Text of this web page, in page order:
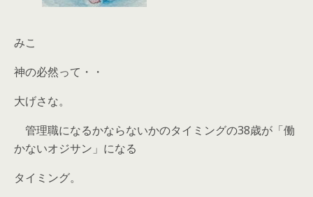
みこ
神の必然って・・
大げさな。
管理職になるかならないかのタイミングの38歳が「働
かないオジサン」になる
タイミング。